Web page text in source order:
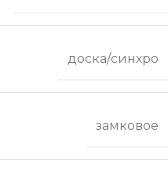
доска/синхро
замковое